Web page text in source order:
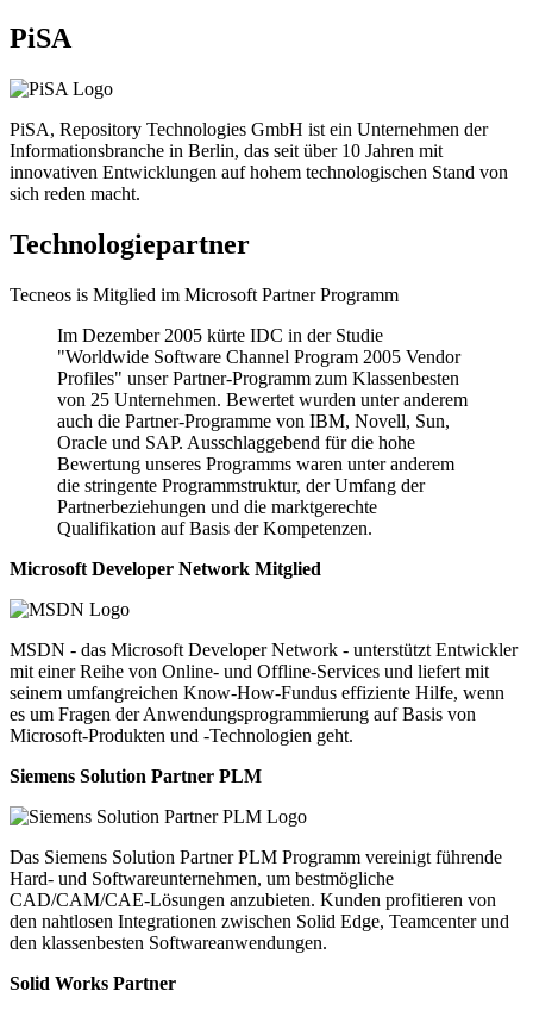
PiSA
PiSA, Repository Technologies GmbH ist ein Unternehmen der
Informationsbranche in Berlin, das seit über 10 Jahren mit
innovativen Entwicklungen auf hohem technologischen Stand von
sich reden macht.
Technologiepartner
Tecneos is Mitglied im Microsoft Partner Programm
Im Dezember 2005 kürte IDC in der Studie
"Worldwide Software Channel Program 2005 Vendor
Profiles" unser Partner-Programm zum Klassenbesten
von 25 Unternehmen. Bewertet wurden unter anderem
auch die Partner-Programme von IBM, Novell, Sun,
Oracle und SAP. Ausschlaggebend für die hohe
Bewertung unseres Programms waren unter anderem
die stringente Programmstruktur, der Umfang der
Partnerbeziehungen und die marktgerechte
Qualifikation auf Basis der Kompetenzen.
Microsoft Developer Network Mitglied
MSDN - das Microsoft Developer Network - unterstützt Entwickler
mit einer Reihe von Online- und Offline-Services und liefert mit
seinem umfangreichen Know-How-Fundus effiziente Hilfe, wenn
es um Fragen der Anwendungsprogrammierung auf Basis von
Microsoft-Produkten und -Technologien geht.
Siemens Solution Partner PLM
Das Siemens Solution Partner PLM Programm vereinigt führende
Hard- und Softwareunternehmen, um bestmögliche
CAD/CAM/CAE-Lösungen anzubieten. Kunden profitieren von
den nahtlosen Integrationen zwischen Solid Edge, Teamcenter und
den klassenbesten Softwareanwendungen.
Solid Works Partner